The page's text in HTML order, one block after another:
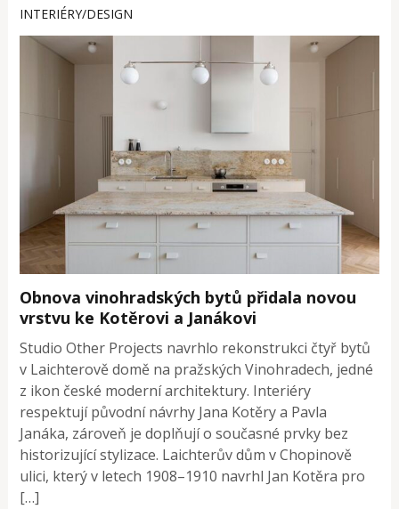
INTERIÉRY/DESIGN
Obnova vinohradských bytů přidala novou
vrstvu ke Kotěrovi a Janákovi
Studio Other Projects navrhlo rekonstrukci čtyř bytů
v Laichterově domě na pražských Vinohradech, jedné
z ikon české moderní architektury. Interiéry
respektují původní návrhy Jana Kotěry a Pavla
Janáka, zároveň je doplňují o současné prvky bez
historizující stylizace. Laichterův dům v Chopinově
ulici, který v letech 1908–1910 navrhl Jan Kotěra pro
[…]